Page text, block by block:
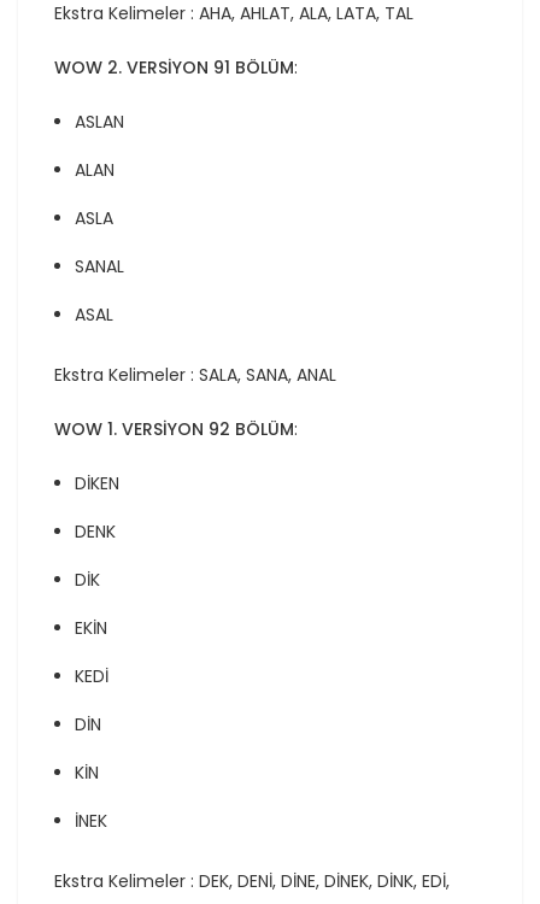
Ekstra Kelimeler : AHA, AHLAT, ALA, LATA, TAL
WOW 2. VERSİYON 91 BÖLÜM:
ASLAN
ALAN
ASLA
SANAL
ASAL
Ekstra Kelimeler : SALA, SANA, ANAL
WOW 1. VERSİYON 92 BÖLÜM:
DİKEN
DENK
DİK
EKİN
KEDİ
DİN
KİN
İNEK
Ekstra Kelimeler : DEK, DENİ, DİNE, DİNEK, DİNK, EDİ,